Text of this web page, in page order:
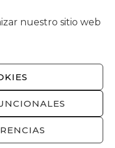
nuestro sitio web
Nacional
de cookies